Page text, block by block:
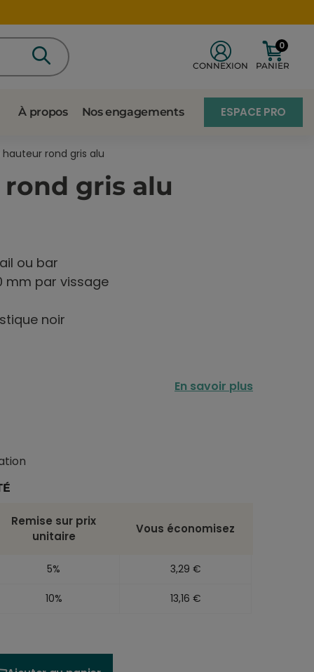
CONNEXION PANIER
0
À propos Nos engagements ESPACE PRO
rond gris alu
gris alu
ou bar
mm par vissage
noir
En savoir plus
Remise sur prix
unitaire
Vous économisez
5% 3,29 €
10% 13,16 €